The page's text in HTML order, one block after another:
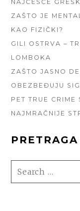
NAJČEŠĆE
ZAŠTO JE
KAO FIZIČKI?
GILI OSTRVA –
LOMBOKA
ZAŠTO JASNO
OBEZBEĐUJU
PET TRUE CRIME
NAJMRAČNIJE
PRETRAGA
SEARCH
FOR: